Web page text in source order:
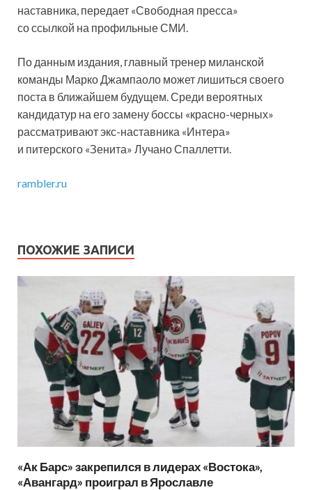
наставника, передает «Свободная пресса»
со ссылкой на профильные СМИ.
По данным издания, главный тренер миланской
команды Марко Джампаоло может лишиться своего
поста в ближайшем будущем. Среди вероятных
кандидатур на его замену боссы «красно-черных»
рассматривают экс-наставника «Интера»
и питерского «Зенита» Лучано Спаллетти.
rambler.ru
ПОХОЖИЕ ЗАПИСИ
«Ак Барс» закрепился в лидерах «Востока»,
«Авангард» проиграл в Ярославле